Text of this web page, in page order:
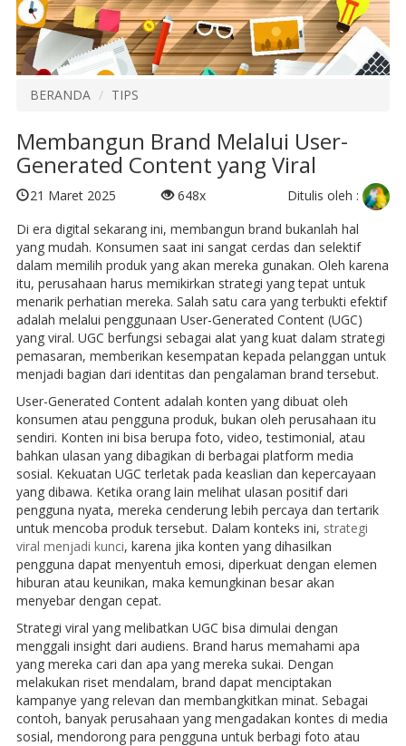
BERANDA TIPS
Membangun Brand Melalui User-
Generated Content yang Viral
21 Maret 2025 648x
Ditulis oleh :
Di era digital sekarang ini, membangun brand bukanlah hal
yang mudah. Konsumen saat ini sangat cerdas dan selektif
dalam memilih produk yang akan mereka gunakan. Oleh karena
itu, perusahaan harus memikirkan strategi yang tepat untuk
menarik perhatian mereka. Salah satu cara yang terbukti efektif
adalah melalui penggunaan User-Generated Content (UGC)
yang viral. UGC berfungsi sebagai alat yang kuat dalam strategi
pemasaran, memberikan kesempatan kepada pelanggan untuk
menjadi bagian dari identitas dan pengalaman brand tersebut.
User-Generated Content adalah konten yang dibuat oleh
konsumen atau pengguna produk, bukan oleh perusahaan itu
sendiri. Konten ini bisa berupa foto, video, testimonial, atau
bahkan ulasan yang dibagikan di berbagai platform media
sosial. Kekuatan UGC terletak pada keaslian dan kepercayaan
yang dibawa. Ketika orang lain melihat ulasan positif dari
pengguna nyata, mereka cenderung lebih percaya dan tertarik
untuk mencoba produk tersebut. Dalam konteks ini, strategi
viral menjadi kunci, karena jika konten yang dihasilkan
pengguna dapat menyentuh emosi, diperkuat dengan elemen
hiburan atau keunikan, maka kemungkinan besar akan
menyebar dengan cepat.
Strategi viral yang melibatkan UGC bisa dimulai dengan
menggali insight dari audiens. Brand harus memahami apa
yang mereka cari dan apa yang mereka sukai. Dengan
melakukan riset mendalam, brand dapat menciptakan
kampanye yang relevan dan membangkitkan minat. Sebagai
contoh, banyak perusahaan yang mengadakan kontes di media
sosial, mendorong para pengguna untuk berbagi foto atau